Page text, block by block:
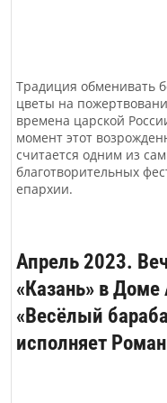
Традиция обменивать
цветы на
времена царской
момент этот
считается одним из
благотворительных
епархии.
Апрель 2023.
«Казань» в
«Весёлый
исполняет